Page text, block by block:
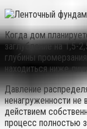
Когда дом
заглубление на 1,5-
глубины
находиться ниже
Давление
ненагруженности не
действием
процесс полностью